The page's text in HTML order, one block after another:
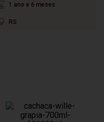
1 ano e 6 meses
RS